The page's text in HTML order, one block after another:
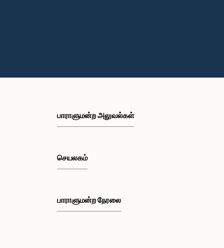
பாராளுமன்ற அலுவல்கள்
செயலகம்
பாராளுமன்ற நேரலை